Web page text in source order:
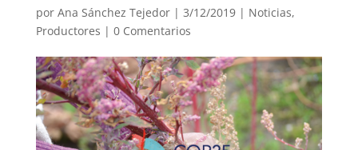
por Ana Sánchez Tejedor| 3/12/2019 | Noticias,
Productores | 0 Comentarios